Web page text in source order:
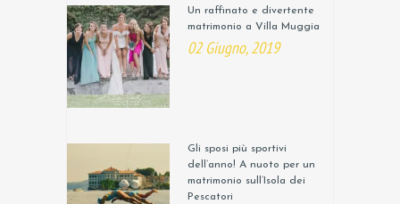
Un raffinato e divertente
matrimonio a Villa Muggia
02 Giugno, 2019
Gli sposi più sportivi
dell’anno! A nuoto per un
matrimonio sull’Isola dei
Pescatori